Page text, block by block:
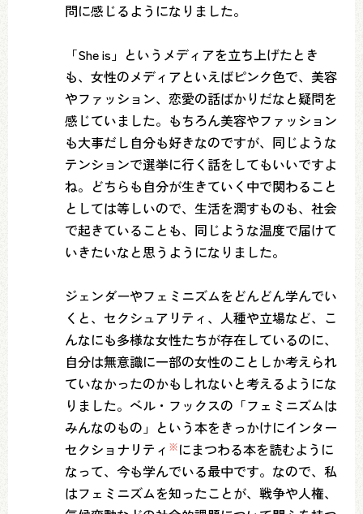
問に感じるようになりました。
「She is」というメディアを立ち上げたとき
も、女性のメディアといえばピンク色で、美容
やファッション、恋愛の話ばかりだなと疑問を
感じていました。もちろん美容やファッション
も大事だし自分も好きなのですが、同じような
テンションで選挙に行く話をしてもいいですよ
ね。どちらも自分が生きていく中で関わること
としては等しいので、生活を潤すものも、社会
で起きていることも、同じような温度で届けて
いきたいなと思うようになりました。
ジェンダーやフェミニズムをどんどん学んでい
くと、セクシュアリティ、人種や立場など、こ
んなにも多様な女性たちが存在しているのに、
自分は無意識に一部の女性のことしか考えられ
ていなかったのかもしれないと考えるようにな
りました。ベル・フックスの「フェミニズムは
みんなのもの」という本をきっかけにインター
セクショナリティ ※にまつわる本を読むように
なって、今も学んでいる最中です。なので、私
はフェミニズムを知ったことが、戦争や人権、